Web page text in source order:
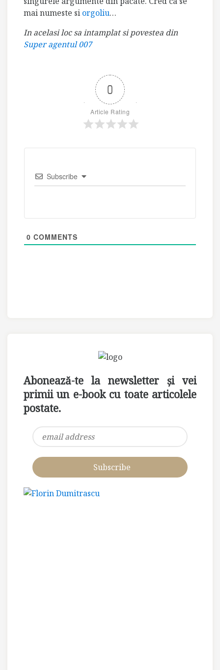
mai numeste si orgoliu…
In acelasi loc sa intamplat si povestea din
Super agentul 007
0
Article Rating
Subscribe
0 COMMENTS
Abonează-te la newsletter și vei
primii un e-book cu toate articolele
postate.